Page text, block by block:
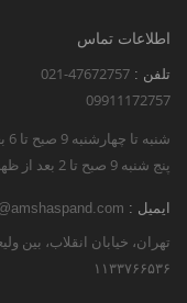
اطلاعات تماس
تلفن : 021-47672757
09911172757
شنبه تا چهارشنبه 9 صبح تا 6 بعد از ظهر
پنج شنبه 9 صبح تا 2 بعد از ظهر
ایمیل :
۱۱۳۳۷۶۶۵۳۶